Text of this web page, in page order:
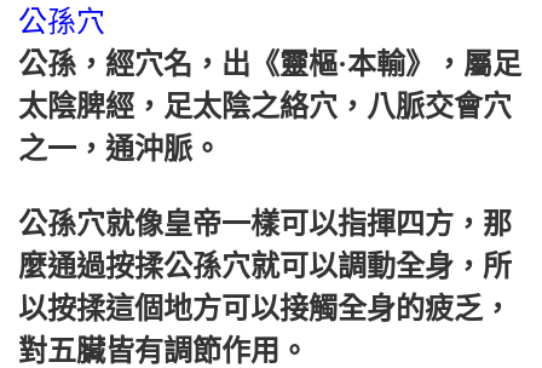
公孫穴
公孫，經穴名，出《靈樞·本輸》，屬足
太陰脾經，足太陰之絡穴，八脈交會穴
之一，通沖脈。
公孫穴就像皇帝一樣可以指揮四方，那
麼通過按揉公孫穴就可以調動全身，所
以按揉這個地方可以接觸全身的疲乏，
對五臟皆有調節作用。